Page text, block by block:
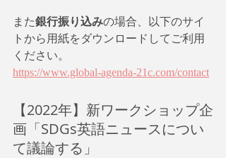
また銀行振り込みの場合、以下のサイ
トから用紙をダウンロードしてご利用
ください。
https://www.global-agenda-21c.com/contact
【2022年】新ワークショップ企
画「SDGs英語ニュースについ
て議論する」